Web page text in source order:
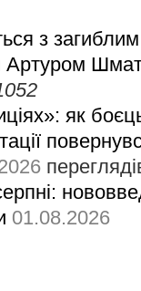
з загиблим
Артуром
як
01.08.2026